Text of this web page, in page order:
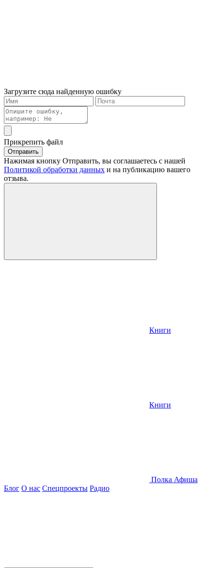
Загрузите сюда найденную ошибку
Прикрепить файл
Отправить
Нажимая кнопку Отправить, вы соглашаетесь с нашей
Политикой обработки данных и на публикацию вашего
отзыва.
Книги
Книги
Полка Афиша
Блог О нас Спецпроекты Радио